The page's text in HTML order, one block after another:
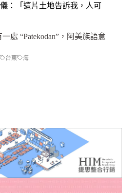
：「這片土地告訴我，人可
處 “Patekodan”，阿美族語意
台東 海